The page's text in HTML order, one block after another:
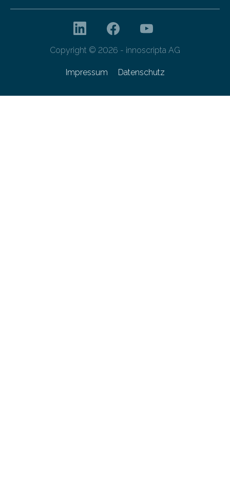
Copyright © 2026 - innoscripta AG
Impressum Datenschutz